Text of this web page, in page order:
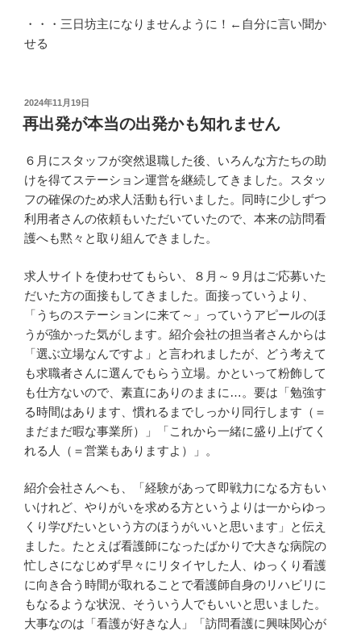
・・・三日坊主になりませんように！←自分に言い聞か
せる
投
稿
日:
2024年11月19日
再出発が本当の出発かも知れません
６月にスタッフが突然退職した後、いろんな方たちの助
けを得てステーション運営を継続してきました。スタッ
フの確保のため求人活動も行いました。同時に少しずつ
利用者さんの依頼もいただいていたので、本来の訪問看
護へも黙々と取り組んできました。
求人サイトを使わせてもらい、８月～９月はご応募いた
だいた方の面接もしてきました。面接っていうより、
「うちのステーションに来て～」っていうアピールのほ
うが強かった気がします。紹介会社の担当者さんからは
「選ぶ立場なんですよ」と言われましたが、どう考えて
も求職者さんに選んでもらう立場。かといって粉飾して
も仕方ないので、素直にありのままに…。要は「勉強す
る時間はあります、慣れるまでしっかり同行します（＝
まだまだ暇な事業所）」「これから一緒に盛り上げてく
れる人（＝営業もありますよ）」。
紹介会社さんへも、「経験があって即戦力になる方もい
いけれど、やりがいを求める方というよりは一からゆっ
くり学びたいという方のほうがいいと思います」と伝え
ました。たとえば看護師になったばかりで大きな病院の
忙しさになじめず早々にリタイヤした人、ゆっくり看護
に向き合う時間が取れることで看護師自身のリハビリに
もなるような状況、そういう人でもいいと思いました。
大事なのは「看護が好きな人」「訪問看護に興味関心が